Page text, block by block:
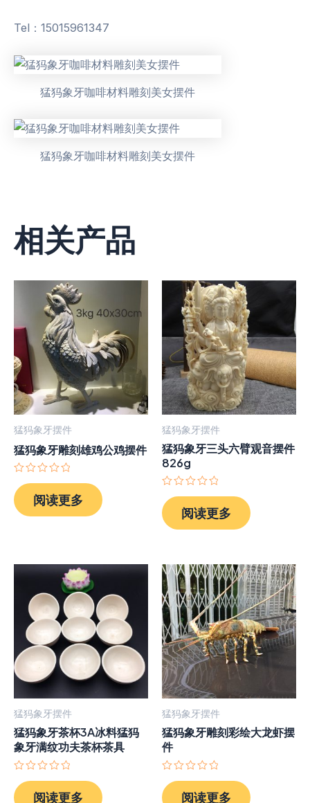
Tel：15015961347
猛犸象牙咖啡材料雕刻美女摆件
猛犸象牙咖啡材料雕刻美女摆件
相关产品
猛犸象牙摆件
猛犸象牙雕刻雄鸡公鸡摆件
评
分
0
&sol;
阅读更多
猛犸象牙摆件
猛犸象牙三头六臂观音摆件
826g
评
分
0
&sol;
阅读更多
猛犸象牙摆件
猛犸象牙茶杯3A冰料猛犸
象牙满纹功夫茶杯茶具
分
0
阅读更多
猛犸象牙摆件
猛犸象牙雕刻彩绘大龙虾摆
件
分
0
阅读更多